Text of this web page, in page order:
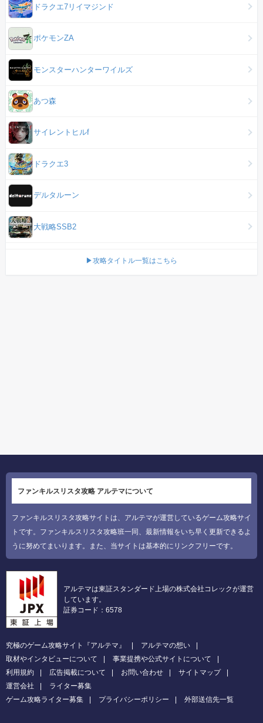
ドラクエ7リイマジンド
ポケモンZA
モンスターハンターワイルズ
あつ森
サイレントヒルf
ドラクエ3
デルタルーン
大戦略SSB2
▶攻略タイトル一覧はこちら
ファンキルスリスタ攻略 アルテマについて
ファンキルスリスタ攻略サイトは、アルテマが運営しているゲーム攻略サイ
トです。ファンキルスリスタ攻略班一同、最新情報をいち早く更新できるよ
うに努めてまいります。また、当サイトは基本的にリンクフリーです。
アルテマは東証スタンダード上場の株式会社コレックが運営
しています。
証券コード：6578
究極のゲーム攻略サイト『アルテマ』
アルテマの想い
取材やインタビューについて
事業提携や公式サイトについて
利用規約
広告掲載について お問い合わせ
サイトマップ
運営会社
ライター募集
ゲーム攻略ライター募集
プライバシーポリシー 外部送信先一覧